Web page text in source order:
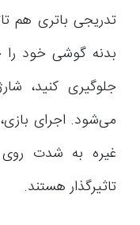
تدریجی باتری هم
بدنه گوشی خود
جلوگیری کنید،
می‌شود. اجرای
غیره به شدت
تاثیرگذار هستند.